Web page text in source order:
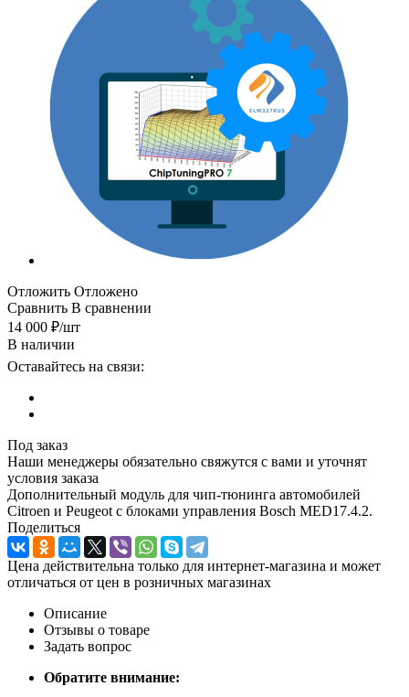
Отложить Отложено
Сравнить В сравнении
14 000 ₽/шт
В наличии
Оставайтесь на связи:
Под заказ
Наши менеджеры обязательно свяжутся с вами и уточнят
условия заказа
Дополнительный модуль для чип-тюнинга автомобилей
Citroen и Peugeot с блоками управления Bosch MED17.4.2.
Поделиться
Цена действительна только для интернет-магазина и может
отличаться от цен в розничных магазинах
Описание
Отзывы о товаре
Задать вопрос
Обратите внимание: